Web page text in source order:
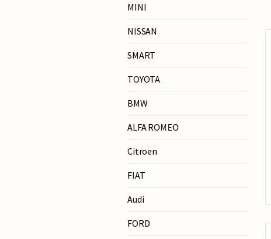
MINI
NISSAN
SMART
TOYOTA
BMW
ALFA ROMEO
Citroen
FIAT
Audi
FORD